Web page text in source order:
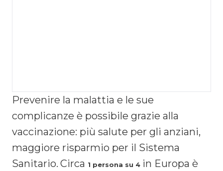
Prevenire la malattia e le sue
complicanze è possibile grazie alla
vaccinazione: più salute per gli anziani,
maggiore risparmio per il Sistema
Sanitario. Circa 1 persona su 4 in Europa è